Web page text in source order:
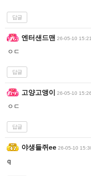
답글
엔터샌드맨 26-05-10 15:21
ㅇㄷ
답글
고양고앵이 26-05-10 15:26
ㅇㄷ
답글
야생들쥐ee 26-05-10
q